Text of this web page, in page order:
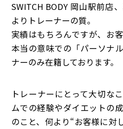
SWITCH BODY 岡山駅前店
よりトレーナーの質。
実績はもちろんですが、お
本当の意味での「パーソナ
ナーのみ在籍しております。
トレーナーにとって大切な
ムでの経験やダイエットの
のこと、何より“お客様に対